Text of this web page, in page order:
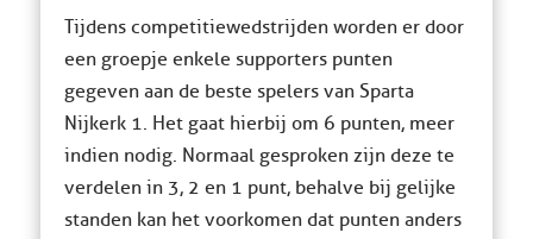
Tijdens competitiewedstrijden worden er door
een groepje enkele supporters punten
gegeven aan de beste spelers van Sparta
Nijkerk 1. Het gaat hierbij om 6 punten, meer
indien nodig. Normaal gesproken zijn deze te
verdelen in 3, 2 en 1 punt, behalve bij gelijke
standen kan het voorkomen dat punten anders